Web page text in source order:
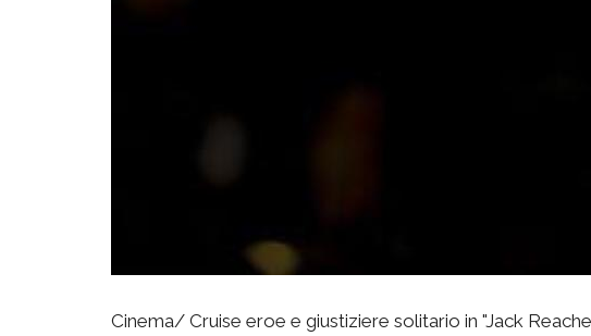
Cinema/ Cruise eroe e giustiziere solitario in "Jack